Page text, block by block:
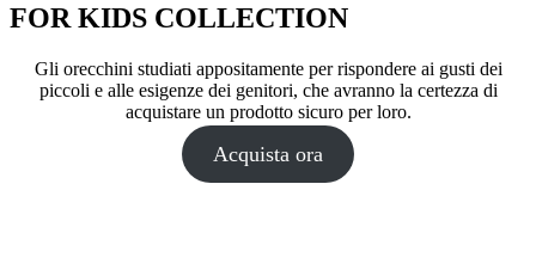
FOR KIDS COLLECTION
Gli orecchini studiati appositamente per rispondere ai gusti dei
piccoli e alle esigenze dei genitori, che avranno la certezza di
acquistare un prodotto sicuro per loro.
Acquista ora